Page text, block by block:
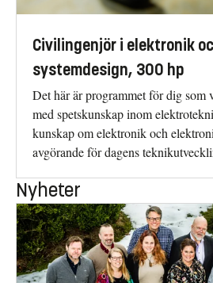
Civilingenjör i elektronik
systemdesign, 300 hp
Det här är programmet för dig
med spetskunskap inom
kunskap om elektronik och
avgörande för dagens
Nyheter